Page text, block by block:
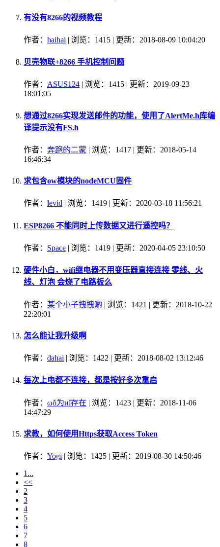
有没有8266的视频教程
作者： haihai | 浏览：1415 | 更新：2018-08-09 10:04:20
贝壳物联+8266 手机控制问题
作者： ASUS124 | 浏览：1415 | 更新：2019-09-23
18:01:05
想通过8266实现发送邮件的功能，使用了AlertMe.h库编
译提示没有FS.h
作者： 奔跑的二蒙 | 浏览：1417 | 更新：2018-05-14
16:46:34
求包含ow模块的nodeMCU固件
作者： levid | 浏览：1419 | 更新：2020-03-18 11:56:21
ESP8266 不能同时上传数据又进行遥控吗？
作者： Space | 浏览：1419 | 更新：2020-04-05 23:10:50
硬件小白，wifi继电器不用变压器直接连接 零线、火
线、灯泡 会烧了电路板么
作者： 某个小子拽拽啲 | 浏览：1421 | 更新：2018-10-22
22:20:01
怎么能让我升级啊
作者： dahai | 浏览：1422 | 更新：2018-08-02 13:12:46
每次上电都不连接，都是按好多次重启
作者： ωǒ为иǐ存在 | 浏览：1423 | 更新：2018-11-06
14:47:29
求教，如何使用Https获取Access Token
作者： Yogi | 浏览：1425 | 更新：2019-08-30 14:50:46
1...
<<
2
3
4
5
6
7
8